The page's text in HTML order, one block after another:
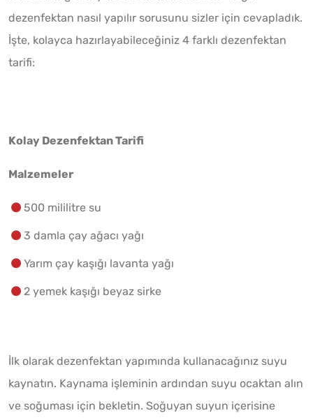
dezenfektan nasıl yapılır sorusunu sizler için cevapladık.
İşte, kolayca hazırlayabileceğiniz 4 farklı dezenfektan
tarifi:
Kolay Dezenfektan Tarifi
Malzemeler
500 mililitre su
3 damla çay ağacı yağı
Yarım çay kaşığı lavanta yağı
2 yemek kaşığı beyaz sirke
İlk olarak dezenfektan yapımında kullanacağınız suyu
kaynatın. Kaynama işleminin ardından suyu ocaktan alın
ve soğuması için bekletin. Soğuyan suyun içerisine